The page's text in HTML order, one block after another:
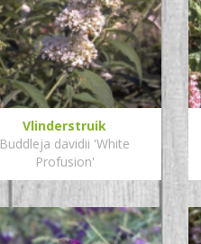
Vlinderstruik
Buddleja davidii 'White
Profusion'